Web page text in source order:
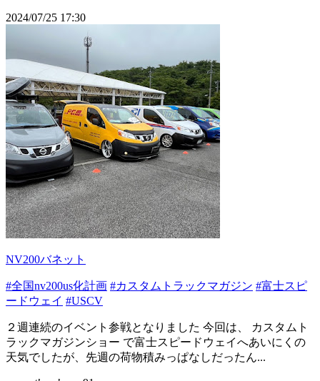
2024/07/25 17:30
NV200バネット
#全国nv200us化計画 #カスタムトラックマガジン #富士スピ
ードウェイ #USCV
２週連続のイベント参戦となりました 今回は、 カスタムト
ラックマガジンショー で富士スピードウェイへあいにくの
天気でしたが、先週の荷物積みっぱなしだったん...